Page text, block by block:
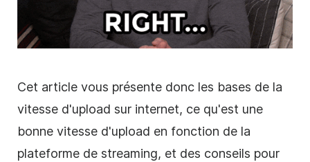
Cet article vous présente donc les bases de la
vitesse d'upload sur internet, ce qu'est une
bonne vitesse d'upload en fonction de la
plateforme de streaming, et des conseils pour